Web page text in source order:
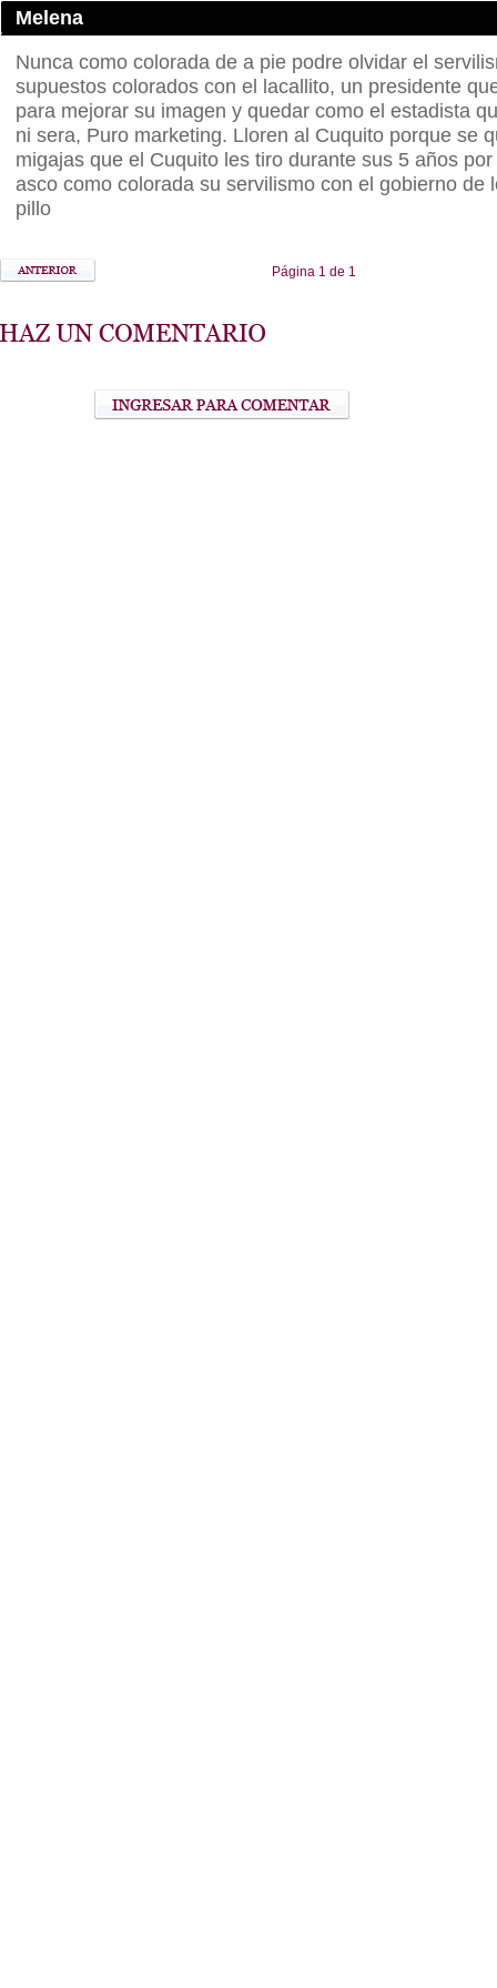
Melena
Nunca como colorada de a pie podre olvidar el
supuestos colorados con el lacallito, un presidente
para mejorar su imagen y quedar como el estadista
ni sera, Puro marketing. Lloren al Cuquito porque se
migajas que el Cuquito les tiro durante sus 5 años
asco como colorada su servilismo con el gobierno de
pillo
Página 1 de 1